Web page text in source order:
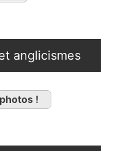
anglicismes
!